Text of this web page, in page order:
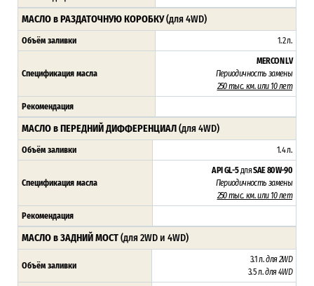
МАСЛО в РАЗДАТОЧНУЮ КОРОБКУ(для 4WD)
Объём заливки 1.2 л.
Спецификация масла
MERCON LV
Периодичность замены
250 тыс. км. или 10 лет
Рекомендация
МАСЛО в ПЕРЕДНИЙ ДИФФЕРЕНЦИАЛ(для 4WD)
Объём заливки 1.4 л.
Спецификация масла
API GL-5дляSAE 80W-90
Периодичность замены
250 тыс. км. или 10 лет
Рекомендация
МАСЛО в ЗАДНИЙ МОСТ(для 2WD и 4WD)
Объём заливки
3.1 л.для 2WD
3.5 л.для 4WD